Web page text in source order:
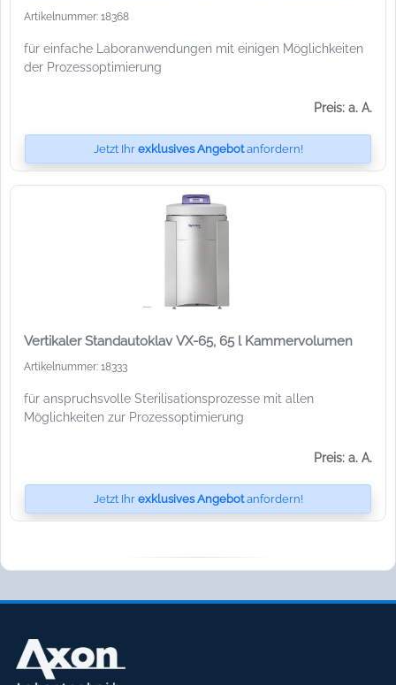
Artikelnummer: 18368
für einfache Laboranwendungen mit einigen Möglichkeiten
der Prozessoptimierung
Preis: a. A.
Jetzt Ihr exklusives Angebotanfordern!
Vertikaler Standautoklav VX-65, 65 l Kammervolumen
Artikelnummer: 18333
für anspruchsvolle Sterilisationsprozesse mit allen
Möglichkeiten zur Prozessoptimierung
Preis: a. A.
Jetzt Ihr exklusives Angebotanfordern!